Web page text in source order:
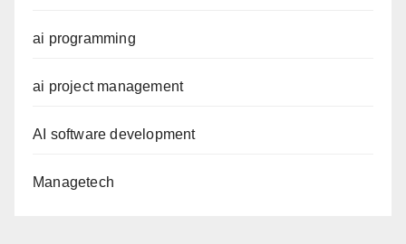
ai programming
ai project management
AI software development
Managetech